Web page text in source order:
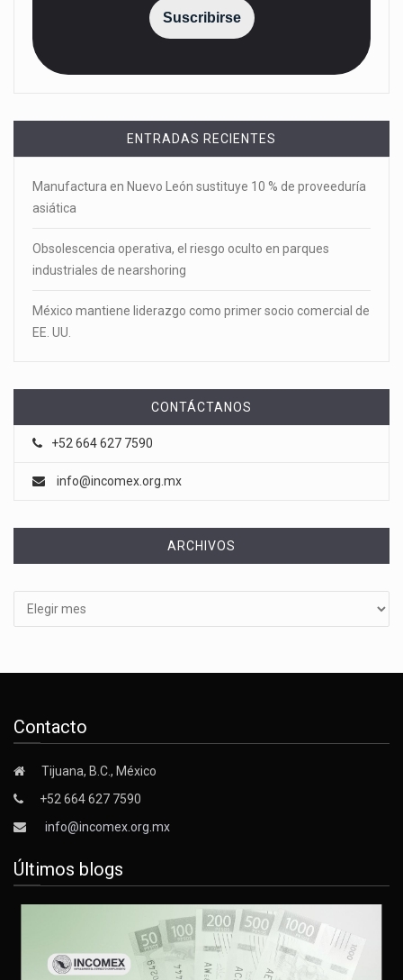
Suscribirse
ENTRADAS RECIENTES
Manufactura en Nuevo León sustituye 10 % de proveeduría
asiática
Obsolescencia operativa, el riesgo oculto en parques
industriales de nearshoring
México mantiene liderazgo como primer socio comercial de
EE. UU.
CONTÁCTANOS
+52 664 627 7590
info@incomex.org.mx
ARCHIVOS
Contacto
Tijuana, B.C., México
+52 664 627 7590
info@incomex.org.mx
Últimos blogs